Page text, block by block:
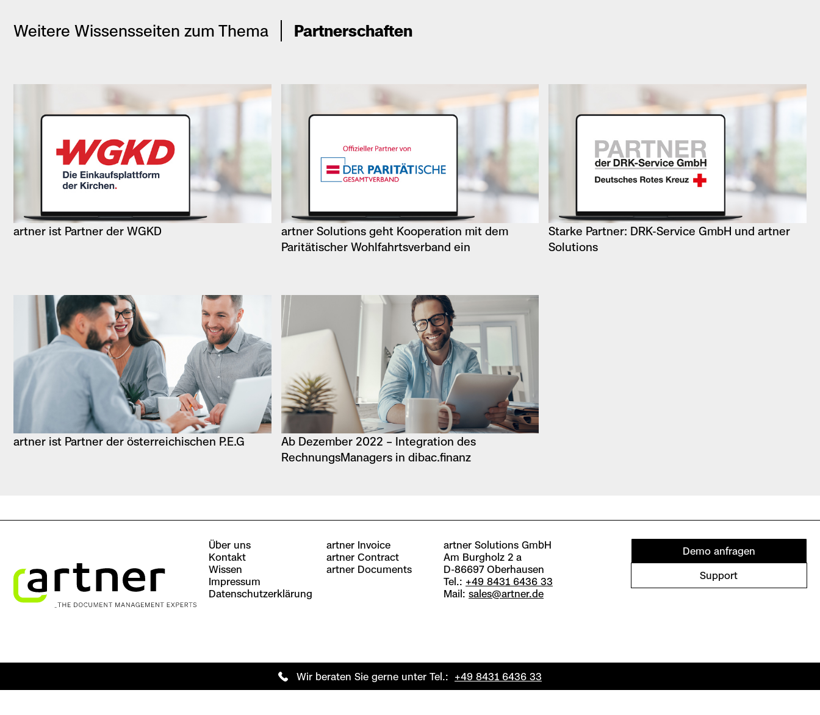
Weitere Wissensseiten zum Thema Partnerschaften
artner ist Partner der WGKD
artner Solutions geht Kooperation mit dem
Paritätischer Wohlfahrt­sverband ein
Starke Partner: DRK-Service GmbH und artner
Solutions
artner ist Partner der österreichischen P.E.G
Ab Dezember 2022 – Integration des
RechnungsManagers in dibac.finanz
Über uns
Kontakt
Wissen
Impressum
Datenschutzerklärung
artner Invoice
artner Contract
artner Documents
artner Solutions GmbH
Am Burgholz 2 a
D-86697 Oberhausen
Tel.: +49 8431 6436 33
Mail: sales@artner.de
Demo anfragen
Support
Wir beraten Sie gerne unter Tel.: +49 8431 6436 33